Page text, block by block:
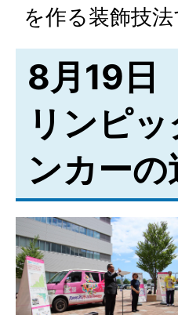
を作る装飾技法
8月19日
リンピ
ンカーの